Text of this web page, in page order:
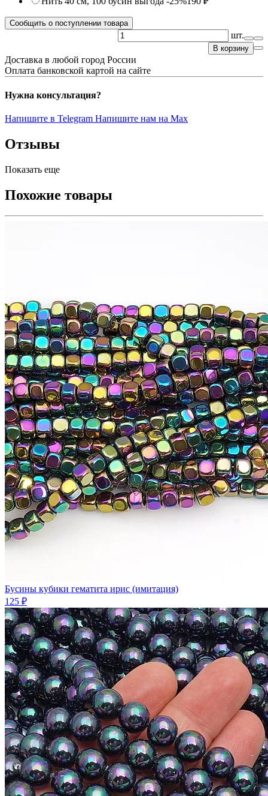
Сообщить о поступлении товара
шт.
В корзину
Доставка в любой город России
Оплата банковской картой на сайте
Нужна консультация?
Напишите в Telegram Напишите нам на Max
Отзывы
Показать еще
Похожие товары
Бусины кубики гематита ирис (имитация)
125 ₽